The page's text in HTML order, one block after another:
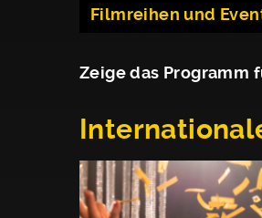
Filmreihen und
Zeige das Programm